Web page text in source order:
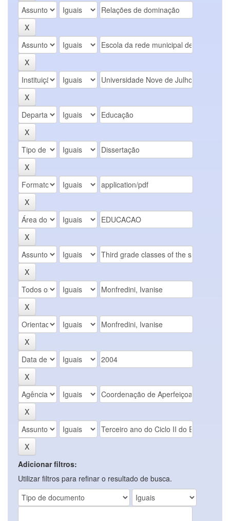
Adicionar filtros:
Utilizar filtros para refinar o resultado de busca.